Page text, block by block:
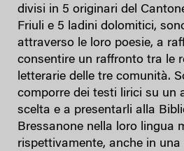
divisi in 5 originari del
Friuli e 5 ladini dolomitici,
attraverso le loro poesie, a
consentire un raffronto tra le
letterarie delle tre comunità.
comporre dei testi lirici su un
scelta e a presentarli alla
Bressanone nella loro lingua
rispettivamente, anche in